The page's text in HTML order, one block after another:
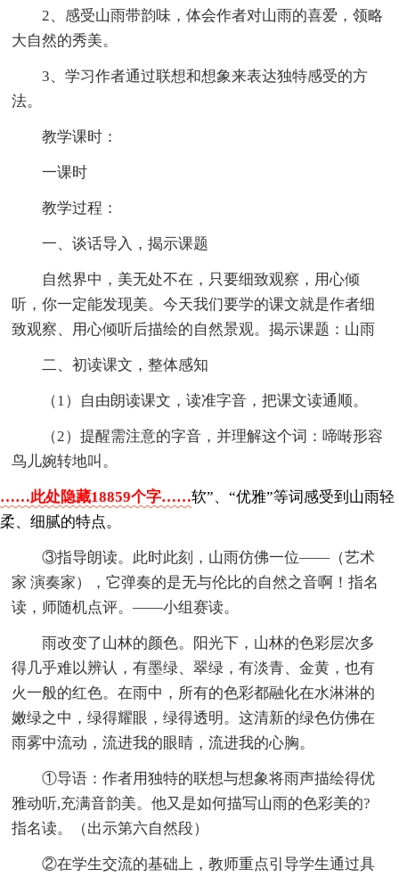
2、感受山雨带韵味，体会作者对山雨的喜爱，领略
大自然的秀美。
3、学习作者通过联想和想象来表达独特感受的方
法。
教学课时：
一课时
教学过程：
一、谈话导入，揭示课题
自然界中，美无处不在，只要细致观察，用心倾
听，你一定能发现美。今天我们要学的课文就是作者细
致观察、用心倾听后描绘的自然景观。揭示课题：山雨
二、初读课文，整体感知
（1）自由朗读课文，读准字音，把课文读通顺。
（2）提醒需注意的字音，并理解这个词：啼啭形容
鸟儿婉转地叫。
……此处隐藏18859个字……软”、“优雅”等词感受到山雨轻
柔、细腻的特点。
③指导朗读。此时此刻，山雨仿佛一位——（艺术
家 演奏家），它弹奏的是无与伦比的自然之音啊！指名
读，师随机点评。——小组赛读。
雨改变了山林的颜色。阳光下，山林的色彩层次多
得几乎难以辨认，有墨绿、翠绿，有淡青、金黄，也有
火一般的红色。在雨中，所有的色彩都融化在水淋淋的
嫩绿之中，绿得耀眼，绿得透明。这清新的绿色仿佛在
雨雾中流动，流进我的眼睛，流进我的心胸。
①导语：作者用独特的联想与想象将雨声描绘得优
雅动听,充满音韵美。他又是如何描写山雨的色彩美的?
指名读。（出示第六自然段）
②在学生交流的基础上，教师重点引导学生通过具